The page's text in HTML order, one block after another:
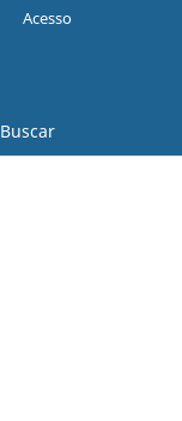
Buscar
Acesso